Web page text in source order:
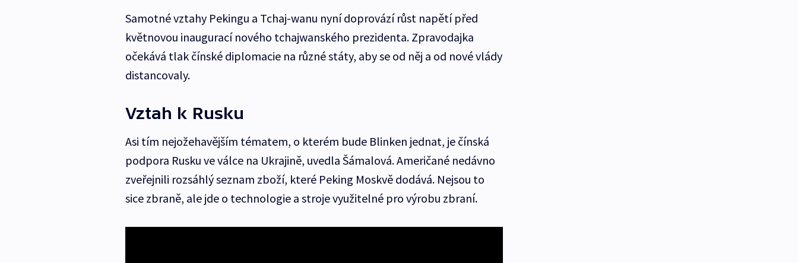
Samotné vztahy Pekingu a Tchaj-wanu nyní doprovází růst napětí před
květnovou inaugurací nového tchajwanského prezidenta. Zpravodajka
očekává tlak čínské diplomacie na různé státy, aby se od něj a od nové vlády
distancovaly.
Vztah k Rusku
Asi tím nejožehavějším tématem, o kterém bude Blinken jednat, je čínská
podpora Rusku ve válce na Ukrajině, uvedla Šámalová. Američané nedávno
zveřejnili rozsáhlý seznam zboží, které Peking Moskvě dodává. Nejsou to
sice zbraně, ale jde o technologie a stroje využitelné pro výrobu zbraní.